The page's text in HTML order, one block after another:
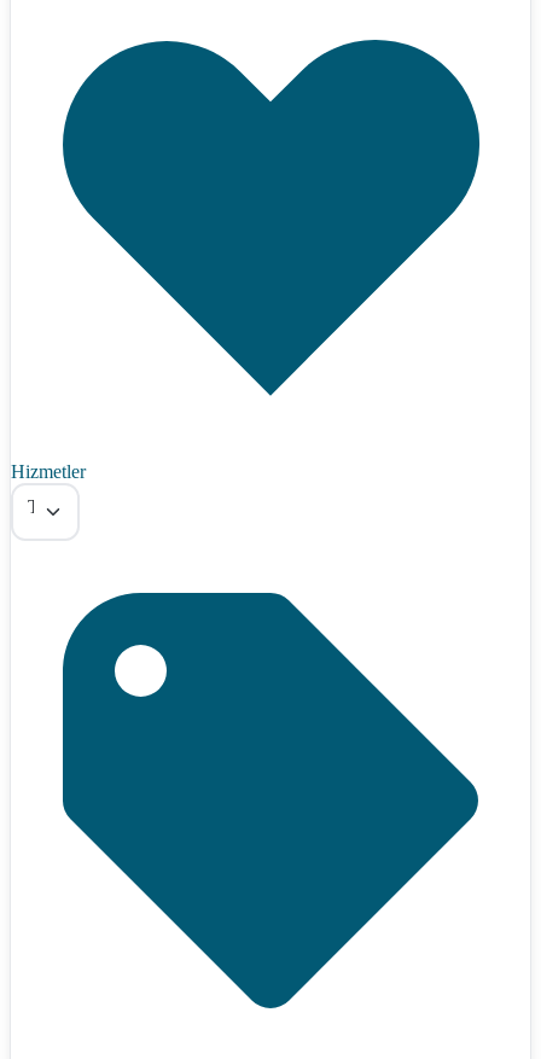
Hizmetler
Tümü